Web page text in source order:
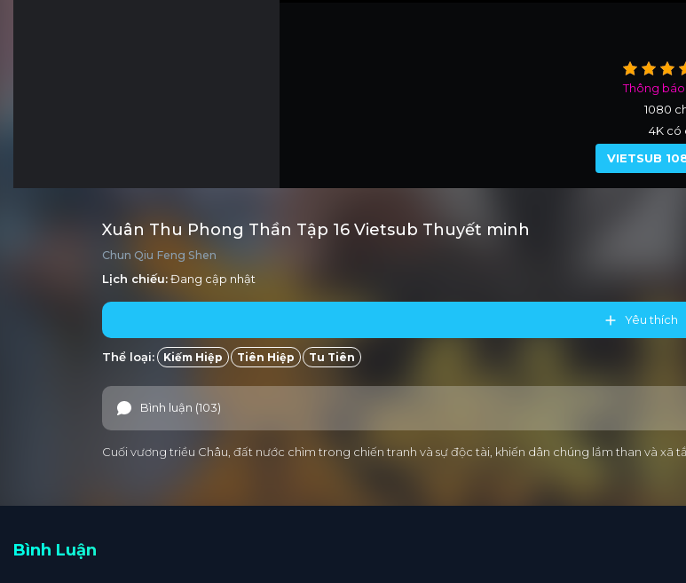
Thông
1080
4K có
VIETSUB
Xuân Thu Phong Thần Tập 16 Vietsub Thuyết minh
Chun Qiu Feng Shen
Lịch chiếu:Đang cập nhật
Yêu thích
Thể loại: Kiếm Hiệp Tiên Hiệp Tu Tiên
Bình luận (103)
Cuối vương triều Châu, đất nước chìm trong chiến tranh và sự độc tài, khiến dân chúng lầm than và xã
Bình Luận